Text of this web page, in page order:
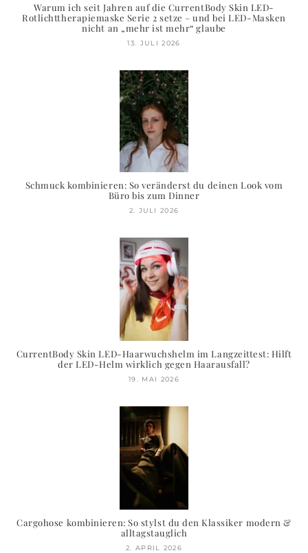
Warum ich seit Jahren auf die CurrentBody Skin LED-
Rotlichttherapiemaske Serie 2 setze – und bei LED-Masken
nicht an „mehr ist mehr“ glaube
13. JULI 2026
Schmuck kombinieren: So veränderst du deinen Look vom
Büro bis zum Dinner
2. JULI 2026
CurrentBody Skin LED-Haarwuchshelm im Langzeittest: Hilft
der LED-Helm wirklich gegen Haarausfall?
19. MAI 2026
Cargohose kombinieren: So stylst du den Klassiker modern &
alltagstauglich
2. APRIL 2026